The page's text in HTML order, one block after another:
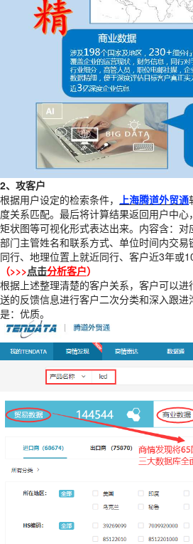
2、攻客户
根据用户设定的检索条件， 上海腾道外贸通
度关系匹配。最后将计算结果返回用户中心
矩状图等可视化形式表达出来。内容含：
部门主管姓名和联系方式、单位时间内交
同行、地理位置上就近同行、客户近3年或
（>>>点击分析客户）
根据上述整理清楚的客户关系，客户可以
送的反馈信息进行客户二次分类和深入跟
是：优质。